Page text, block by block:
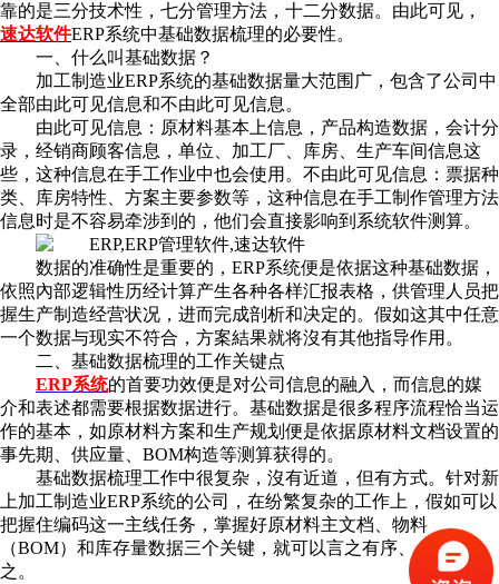
靠的是三分技术性，七分管理方法，十二分数据。由此可见，
速达软件ERP系统中基础数据梳理的必要性。
一、什么叫基础数据？
加工制造业ERP系统的基础数据量大范围广，包含了公司中
全部由此可见信息和不由此可见信息。
由此可见信息：原材料基本上信息，产品构造数据，会计分
录，经销商顾客信息，单位、加工厂、库房、生产车间信息这
些，这种信息在手工作业中也会使用。不由此可见信息：票据种
类、库房特性、方案主要参数等，这种信息在手工制作管理方法
信息时是不容易牵涉到的，他们会直接影响到系统软件测算。
数据的准确性是重要的，ERP系统便是依据这种基础数据，
依照內部逻辑性历经计算产生各种各样汇报表格，供管理人员把
握生产制造经营状况，进而完成剖析和决定的。假如这其中任意
一个数据与现实不符合，方案結果就将沒有其他指导作用。
二、基础数据梳理的工作关键点
ERP系统的首要功效便是对公司信息的融入，而信息的媒
介和表述都需要根据数据进行。基础数据是很多程序流程恰当运
作的基本，如原材料方案和生产规划便是依据原材料文档设置的
事先期、供应量、BOM构造等测算获得的。
基础数据梳理工作中很复杂，沒有近道，但有方式。针对新
上加工制造业ERP系统的公司，在纷繁复杂的工作上，假如可以
把握住编码这一主线任务，掌握好原材料主文档、物料
（BOM）和库存量数据三个关键，就可以言之有序、一以贯
之。